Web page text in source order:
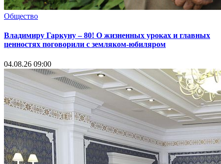
Общество
Владимиру Гаркуну – 80! О жизненных уроках и главных
ценностях поговорили с земляком-юбиляром
04.08.26 09:00